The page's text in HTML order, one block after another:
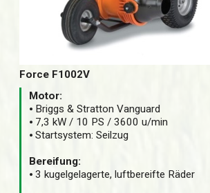
Force F1002V
Motor:
⦁ Briggs & Stratton Vanguard
⦁ 7,3 kW / 10 PS / 3600 u/min
⦁ Startsystem: Seilzug
Bereifung:
⦁ 3 kugelgelagerte, luftbereifte Räder